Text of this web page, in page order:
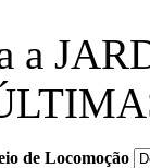
a
de Locomoção